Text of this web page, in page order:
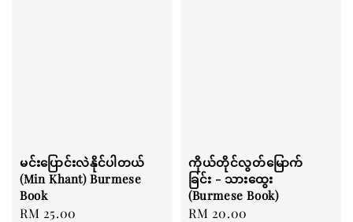
မင်းပြောင်းလဲနိုင်ပါတယ်
(Min Khant) Burmese
Book
Regular
RM 25.00
ကိုယ်တိုင်လွတ်မြောက်
ခြင်း - သားထွေး
(Burmese Book)
Regular
RM 20.00